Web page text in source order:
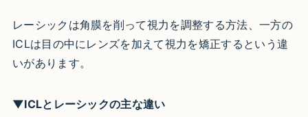
レーシックは角膜を削って視力を調整する方法、一方の
ICLは目の中にレンズを加えて視力を矯正するという違
いがあります。
▼ICLとレーシックの主な違い